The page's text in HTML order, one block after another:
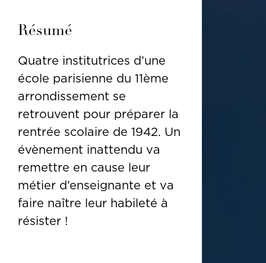
Résumé
Quatre institutrices d’une
école parisienne du 11ème
arrondissement se
retrouvent pour préparer la
rentrée scolaire de 1942. Un
évènement inattendu va
remettre en cause leur
métier d’enseignante et va
faire naître leur habileté à
résister !